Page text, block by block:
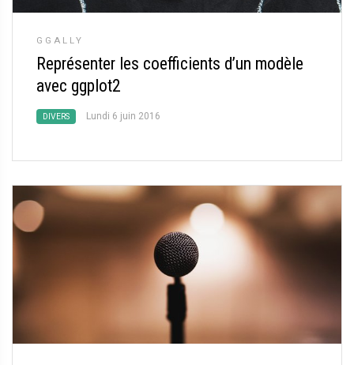
GGALLY
Représenter les coefficients d’un modèle
avec ggplot2
DIVERS Lundi 6 juin 2016